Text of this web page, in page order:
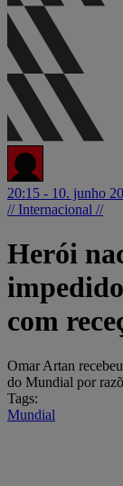
20:15 - 10. junho
// Internacional //
Herói
com
Omar Artan
do Mundial por
Tags:
Mundial